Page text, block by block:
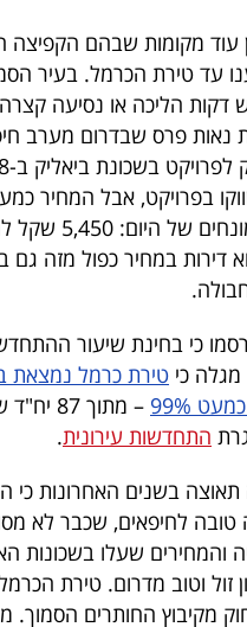
עוד מקומות שבהם
עד טירת הכרמל. בעיר
הליכה או נסיעה קצרה
נאות פרס שבדרום מערב
שווקו בפרויקט, אבל המחיר
בטח לא
דירות במחיר כפול מזה גם
כי בחינת שיעור
מגלה כי טירת כרמל נמצאת
99%
– מתוך
התחדשות עירונית.
בשנים האחרונות כי
לחיפאים, שכבר לא
והמחירים שעלו בשכונות
זול וטוב מדרום. טירת
מקיבוץ החותרים